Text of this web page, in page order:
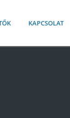
KAPCSOLAT